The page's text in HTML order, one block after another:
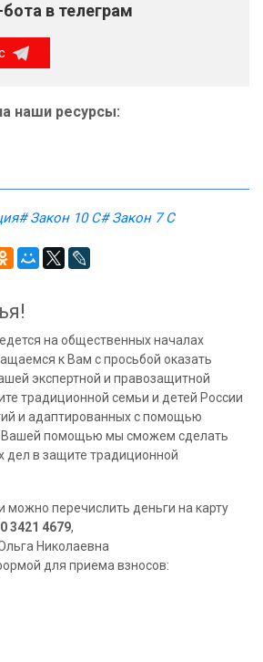
в телеграм
наши ресурсы:
# Закон 10 С# Закон 7 С
на общественных началах
к Вам с просьбой оказать
экспертной и правозащитной
традиционной семьи и детей России
и адаптированных с помощью
Вашей помощью мы сможем сделать
в защите традиционной
перечислить деньги на карту
3421 4679,
Николаевна
для приема взносов: